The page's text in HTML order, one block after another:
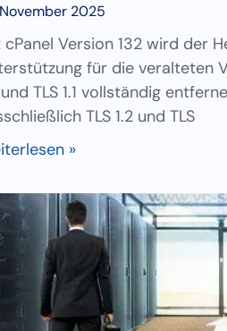
2025
cPanel Version 132 wird der
für die veralteten
und TLS 1.1 vollständig
TLS 1.2 und TLS
»